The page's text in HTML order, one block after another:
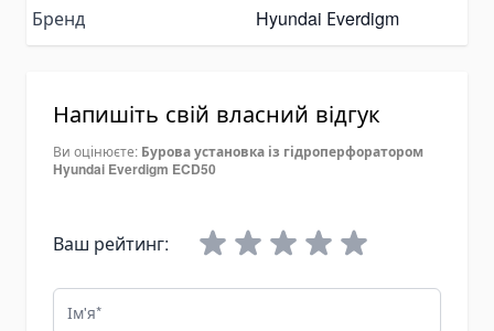
Запчастини гідравліки і гідрообладнання
Адаптери гідравлічні
Підшипники
Швидкознімні муфти
Гідравлічне рульове управління
Дзвони для гідронасосів OMT
Комплектуючі для РВТ
Бренд
Hyundai Еverdigm
Напишіть свій власний відгук
Ви оцінюєте: Бурова установка із гідроперфоратором
Hyundai Everdigm ECD50
Ваш рейтинг:
Ім'я